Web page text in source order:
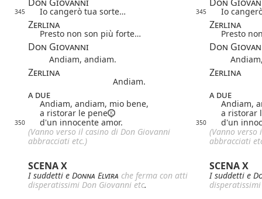
345 Io cangerò tua sorte… 345 Io
Zerlina Zerlina
Presto non son più forte… Presto
Don Giovanni Don
Andiam, andiam.
Zerlina Zerlina
Andiam.
a due a due
Andiam, andiam, mio bene,
Andiam,
a ristorar le pene
a ristorar
350 d'un innocente amor. 350
d'un
(Vanno verso il casino di Don Giovanni
abbracciati etc.)
(Vanno verso
abbracciati
SCENA X SCENA X
I suddetti e Donna Elvira che ferma con atti
disperatissimi Don Giovanni etc.
I suddetti e